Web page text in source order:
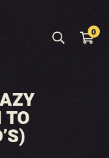
0
TO